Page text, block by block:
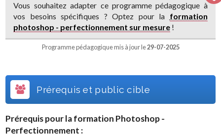
Vous souhaitez adapter ce programme pédagogique à
vos besoins spécifiques ? Optez pour la formation
photoshop - perfectionnement sur mesure !
Programme pédagogique mis à jour le29-07-2025
Prérequis et public cible
Prérequis pour la formation Photoshop -
Perfectionnement :